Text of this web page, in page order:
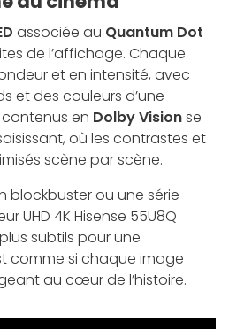
associée au Quantum Dot
de l’affichage. Chaque
et en intensité, avec
et des couleurs d’une
contenus en Dolby Visionse
où les contrastes et
scène par scène.
blockbuster ou une série
UHD 4K Hisense 55U8Q
subtils pour une
comme si chaque image
au cœur de l’histoire.